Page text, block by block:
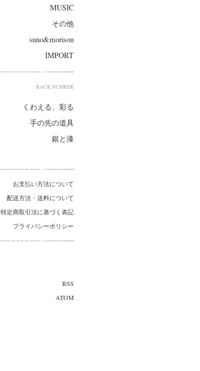
MUSIC
その他
suno&morison
IMPORT
BACK NUMBER
くわえる、彩る
手の先の道具
銀と漆
お支払い方法について
配送方法・送料について
特定商取引法に基づく表記
プライバシーポリシー
RSS
ATOM